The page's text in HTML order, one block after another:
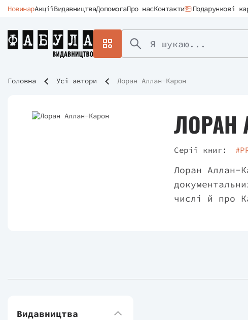
НовинарАкціїВидавництваДопомогаПро насКонтакти Подарункові
Головна Усі автори Лоран Аллан-Карон
ЛОРАН
Серії книг:
Лоран Аллан-
числі й про
Видавництва